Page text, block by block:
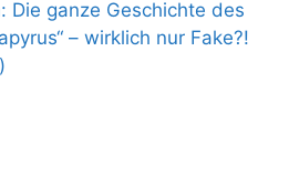
Die ganze Geschichte des
– wirklich nur Fake?!